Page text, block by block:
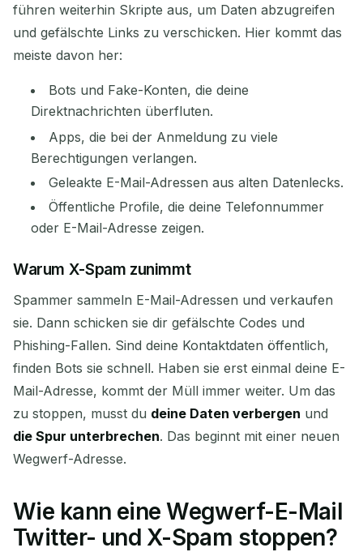
Kopieren
Aktualisieren
Nächste Aktualisierung in 15Sekunden
Warten auf eingehende E-Mails...
führen weiterhin Skripte aus, um Daten abzugreifen
und gefälschte Links zu verschicken. Hier kommt das
meiste davon her:
Bots und Fake-Konten, die deine
Direktnachrichten überfluten.
Apps, die bei der Anmeldung zu viele
Berechtigungen verlangen.
Geleakte E-Mail-Adressen aus alten Datenlecks.
Öffentliche Profile, die deine Telefonnummer
oder E-Mail-Adresse zeigen.
Warum X-Spam zunimmt
Spammer sammeln E-Mail-Adressen und verkaufen
sie. Dann schicken sie dir gefälschte Codes und
Phishing-Fallen. Sind deine Kontaktdaten öffentlich,
finden Bots sie schnell. Haben sie erst einmal deine E-
Mail-Adresse, kommt der Müll immer weiter. Um das
zu stoppen, musst du deine Daten verbergen und
die Spur unterbrechen. Das beginnt mit einer neuen
Wegwerf-Adresse.
Wie kann eine Wegwerf-E-Mail
Twitter- und X-Spam stoppen?